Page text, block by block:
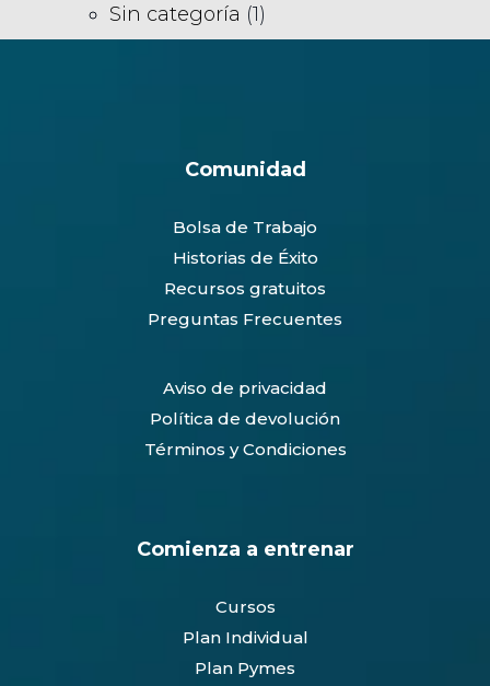
Sin categoría (1)
Comunidad
Bolsa de Trabajo
Historias de Éxito
Recursos gratuitos
Preguntas Frecuentes
Aviso de privacidad
Política de devolución
Términos y Condiciones
Comienza a entrenar
Cursos
Plan Individual
Plan Pymes